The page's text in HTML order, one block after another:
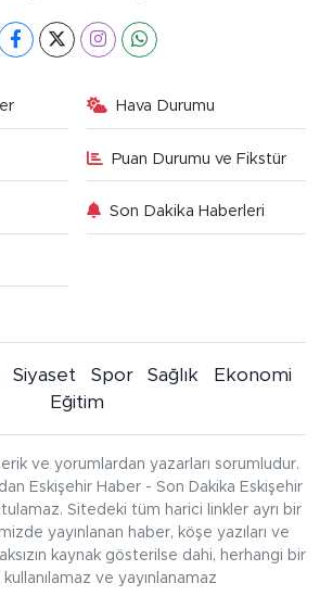
Hava Durumu
Puan Durumu ve Fikstür
Son Dakika Haberleri
Siyaset Spor Sağlık
Ekonomi
Eğitim
ve yorumlardan yazarları sorumludur.
Eskişehir Haber - Son Dakika Eskişehir
Sitedeki tüm harici linkler ayrı bir
yayınlanan haber, köşe yazıları ve
kaynak gösterilse dahi, herhangi bir
ve yayınlanamaz